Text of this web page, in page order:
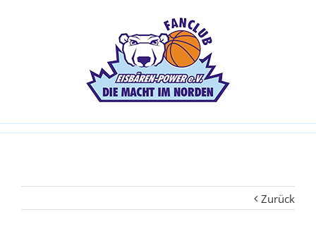
Zurück